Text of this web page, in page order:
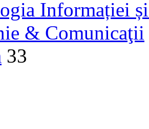
Informației
& Comunicaţii
33